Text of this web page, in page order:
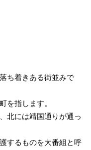
ち着きある街並みで
を指します。
北には靖国通りが通っ
するものを大番組と呼